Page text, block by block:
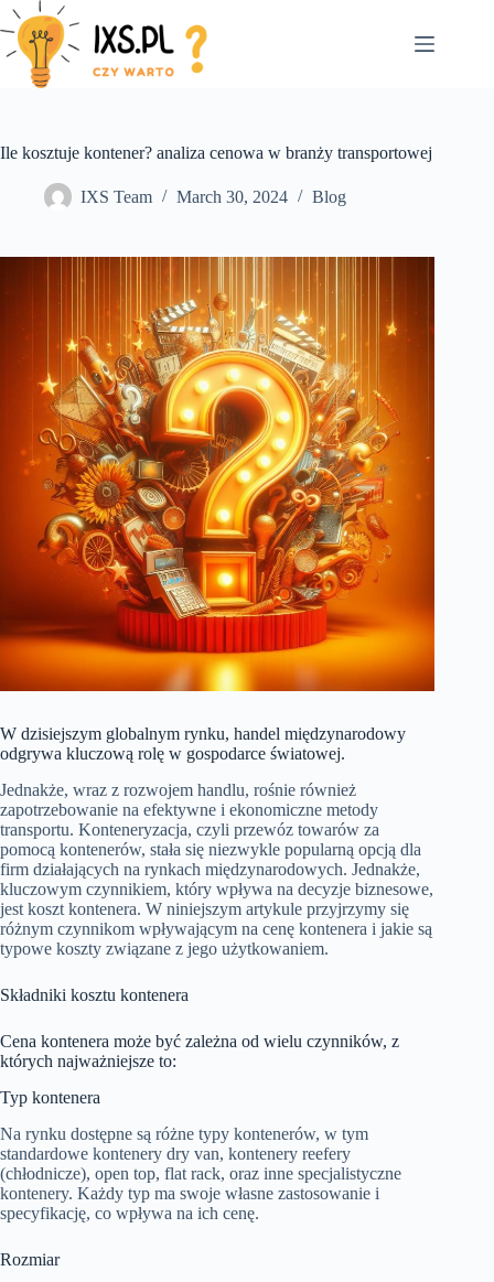
Skip
to
content
Ile kosztuje kontener? analiza cenowa w branży transportowej
IXS Team March 30, 2024 Blog
W dzisiejszym globalnym rynku, handel międzynarodowy
odgrywa kluczową rolę w gospodarce światowej.
Jednakże, wraz z rozwojem handlu, rośnie również
zapotrzebowanie na efektywne i ekonomiczne metody
transportu. Konteneryzacja, czyli przewóz towarów za
pomocą kontenerów, stała się niezwykle popularną opcją dla
firm działających na rynkach międzynarodowych. Jednakże,
kluczowym czynnikiem, który wpływa na decyzje biznesowe,
jest koszt kontenera. W niniejszym artykule przyjrzymy się
różnym czynnikom wpływającym na cenę kontenera i jakie są
typowe koszty związane z jego użytkowaniem.
Składniki kosztu kontenera
Cena kontenera może być zależna od wielu czynników, z
których najważniejsze to:
Typ kontenera
Na rynku dostępne są różne typy kontenerów, w tym
standardowe kontenery dry van, kontenery reefery
(chłodnicze), open top, flat rack, oraz inne specjalistyczne
kontenery. Każdy typ ma swoje własne zastosowanie i
specyfikację, co wpływa na ich cenę.
Rozmiar